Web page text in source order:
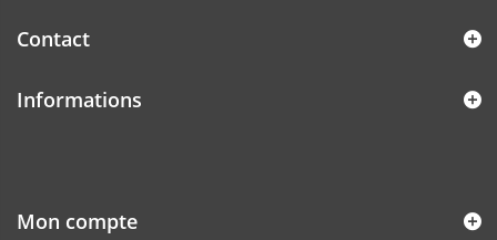
Contact
Informations
Mon compte